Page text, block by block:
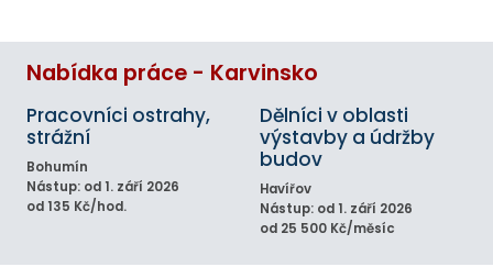
Nabídka práce - Karvinsko
Pracovníci ostrahy,
strážní
Bohumín
Nástup: od 1. září 2026
od 135 Kč/hod.
Dělníci v oblasti
výstavby a údržby
budov
Havířov
Nástup: od 1. září 2026
od 25 500 Kč/měsíc